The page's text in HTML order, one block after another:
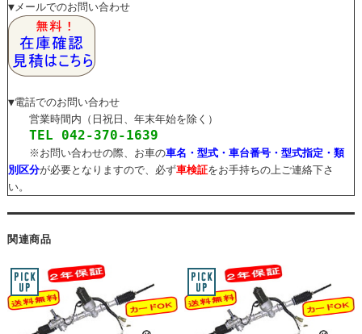
▼メールでのお問い合わせ
▼電話でのお問い合わせ
営業時間内（日祝日、年末年始を除く）
TEL 042-370-1639
※お問い合わせの際、お車の車名・型式・車台番号・型式指定・類
別区分が必要となりますので、必ず車検証をお手持ちの上ご連絡下さ
い。
関連商品